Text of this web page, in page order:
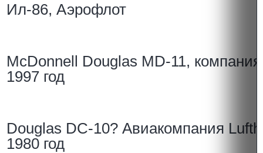
Ил-86, Аэрофлот
McDonnell Douglas MD-11,
1997 год
Douglas DC-10? Авиакомпания
1980 год